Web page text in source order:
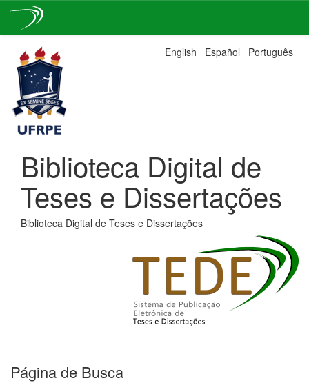
navigation
English Español Português
Biblioteca Digital de
Teses e Dissertações
Biblioteca Digital de Teses e Dissertações
Página de Busca